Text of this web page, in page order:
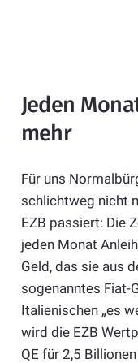
Jeden
mehr
Für uns
schlichtweg nicht
EZB passiert: Die
jeden Monat
Geld, das sie aus
sogenanntes Fiat-
Italienischen „es
wird die EZB
QE für 2,5